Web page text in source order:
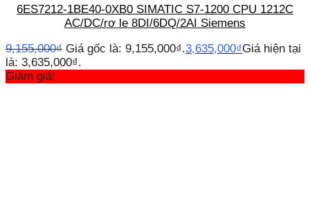
6ES7212-1BE40-0XB0 SIMATIC S7-1200 CPU 1212C
AC/DC/rơ le 8DI/6DQ/2AI Siemens
9,155,000₫ Giá gốc là: 9,155,000₫.3,635,000₫Giá hiện tại
là: 3,635,000₫.
Giảm giá!